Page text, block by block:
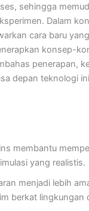
sehingga
Dalam
cara baru
konsep-
penerapan,
depan teknologi
membantu
yang realistis.
menjadi lebih
berkat lingkungan